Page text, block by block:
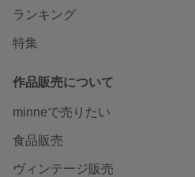
ランキング
特集
作品販売について
minneで売りたい
食品販売
ヴィンテージ販売